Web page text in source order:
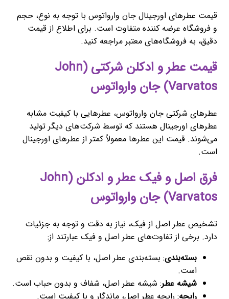
قیمت عطرهای اورجینال جان وارواتوس با توجه به نوع، حجم
و فروشگاه عرضه کننده متفاوت است. برای اطلاع از قیمت
دقیق، به فروشگاه‌های معتبر مراجعه کنید.
قیمت عطر و ادکلن شرکتی (John
Varvatos) جان وارواتوس
عطرهای شرکتی جان وارواتوس، عطرهایی با کیفیت مشابه
عطرهای اورجینال هستند که توسط شرکت‌های دیگر تولید
می‌شوند. قیمت این عطرها معمولاً کمتر از عطرهای اورجینال
است.
فرق اصل و فیک عطر و ادکلن (John
Varvatos) جان وارواتوس
تشخیص عطر اصل از فیک، نیاز به دقت و توجه به جزئیات
دارد. برخی از تفاوت‌های عطر اصل و فیک عبارتند از:
بسته‌بندی: بسته‌بندی عطر اصل، با کیفیت و بدون نقص
است.
شیشه عطر: شیشه عطر اصل، شفاف و بدون حباب است.
رایحه: رایحه عطر اصل، ماندگار و با کیفیت است.